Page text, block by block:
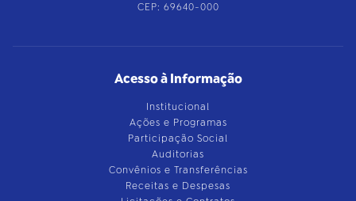
CEP: 69640-000
Acesso à Informação
Institucional
Ações e Programas
Participação Social
Auditorias
Convênios e Transferências
Receitas e Despesas